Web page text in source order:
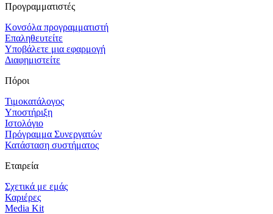
Προγραμματιστές
Κονσόλα προγραμματιστή
Επαληθευτείτε
Υποβάλετε μια εφαρμογή
Διαφημιστείτε
Πόροι
Τιμοκατάλογος
Υποστήριξη
Ιστολόγιο
Πρόγραμμα Συνεργατών
Κατάσταση συστήματος
Εταιρεία
Σχετικά με εμάς
Καριέρες
Media Kit